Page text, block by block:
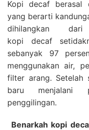
Kopi decaf berasal
yang berarti
dihilangkan
kopi decaf
sebanyak 97
menggunakan air,
filter arang. Setelah
baru menjalani
penggilingan.
Benarkah kopi